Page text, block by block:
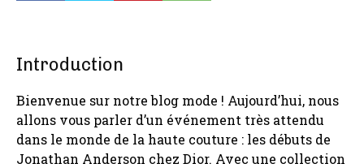
Introduction
Bienvenue sur notre blog mode ! Aujourd’hui, nous
allons vous parler d’un événement très attendu
dans le monde de la haute couture : les débuts de
Jonathan Anderson chez Dior. Avec une collection